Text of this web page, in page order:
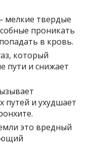
мелкие твердые
проникать
в кровь.
который
пути и снижает
путей и ухудшает
это вредный